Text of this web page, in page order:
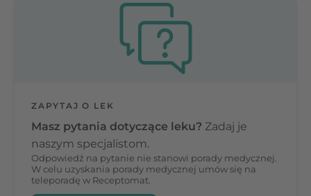
ZAPYTAJ O LEK
Masz pytania dotyczące leku? Zadaj je
naszym specjalistom.
Odpowiedź na pytanie nie stanowi porady medycznej.
W celu uzyskania porady medycznej umów się na
teleporadę w Receptomat.